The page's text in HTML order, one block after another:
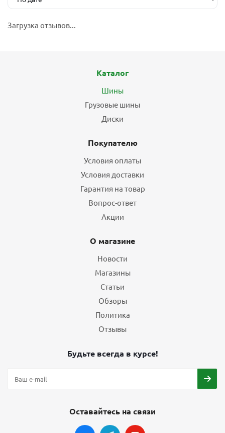
Загрузка отзывов...
Каталог
Шины
Грузовые шины
Диски
Покупателю
Условия оплаты
Условия доставки
Гарантия на товар
Вопрос-ответ
Акции
О магазине
Новости
Магазины
Статьи
Обзоры
Политика
Отзывы
Будьте всегда в курсе!
Оставайтесь на связи